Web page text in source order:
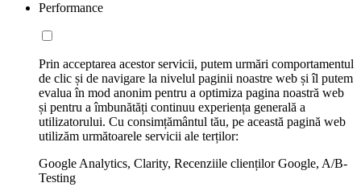
Performance
Prin acceptarea acestor servicii, putem urmări comportamentul
de clic și de navigare la nivelul paginii noastre web și îl putem
evalua în mod anonim pentru a optimiza pagina noastră web
și pentru a îmbunătăți continuu experiența generală a
utilizatorului. Cu consimțământul tău, pe această pagină web
utilizăm următoarele servicii ale terților:
Google Analytics, Clarity, Recenziile clienților Google, A/B-
Testing